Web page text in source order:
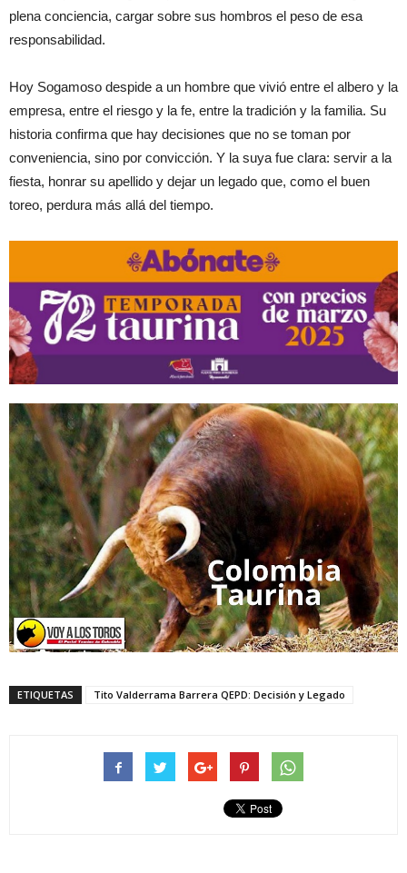
plena conciencia, cargar sobre sus hombros el peso de esa
responsabilidad.
Hoy Sogamoso despide a un hombre que vivió entre el albero y la
empresa, entre el riesgo y la fe, entre la tradición y la familia. Su
historia confirma que hay decisiones que no se toman por
conveniencia, sino por convicción. Y la suya fue clara: servir a la
fiesta, honrar su apellido y dejar un legado que, como el buen
toreo, perdura más allá del tiempo.
ETIQUETAS Tito Valderrama Barrera QEPD: Decisión y Legado